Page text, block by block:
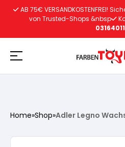
Vorbereitung
Lacke
AB 75€ VERSANDKOSTENFREI!
von Trusted-Shops &nbsp
Home»Shop»Adler Legno